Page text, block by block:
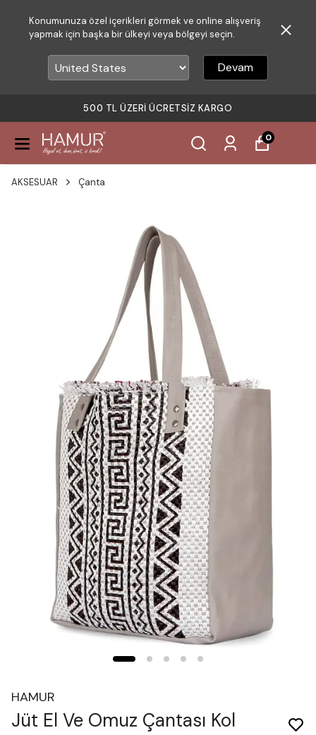
Konumunuza özel içerikleri görmek ve online alışveriş
yapmak için başka bir ülkeyi veya bölgeyi seçin.
Devam
500 TL ÜZERI ÜCRETSIZ KARGO
0
AKSESUAR Çanta
HAMUR
Jüt El Ve Omuz Çantası Kol